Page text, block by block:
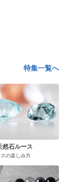
特集一覧へ
然石ルース
の楽しみ方